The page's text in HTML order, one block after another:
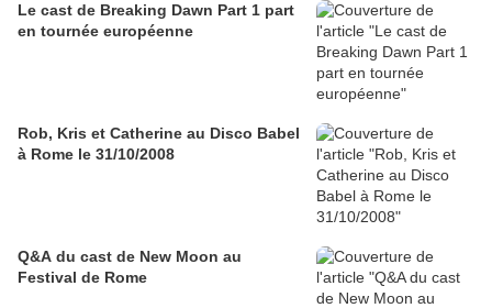
Le cast de Breaking Dawn Part 1 part
en tournée européenne
Rob, Kris et Catherine au Disco Babel
à Rome le 31/10/2008
Q&A du cast de New Moon au
Festival de Rome